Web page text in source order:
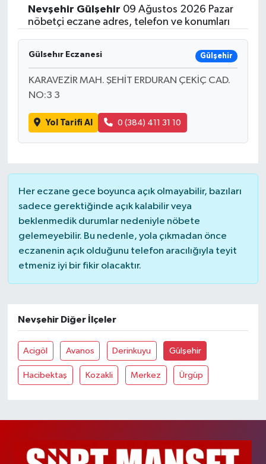
Nevşehir Gülşehir 09 Ağustos 2026 Pazar
nöbetçi eczane adres, telefon ve konumları
Gülsehır Eczanesi Gülşehir
KARAVEZİR MAH. ŞEHİT ERDURAN ÇEKİÇ CAD.
NO:3 3
Yol Tarifi Al 0 (384) 411 31 10
Her eczane gece boyunca açık olmayabilir, bazıları
sadece gerektiğinde açık kalabilir veya
beklenmedik durumlar nedeniyle nöbete
gelemeyebilir. Bu nedenle, yola çıkmadan önce
eczanenin açık olduğunu telefon aracılığıyla teyit
etmeniz iyi bir fikir olacaktır.
Nevşehir Diğer İlçeler
Acigöl Avanos Derinkuyu Gülşehir
Hacibektaş Kozakli Merkez Ürgüp